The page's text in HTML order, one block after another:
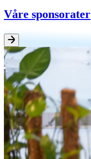
Våre sponsorater